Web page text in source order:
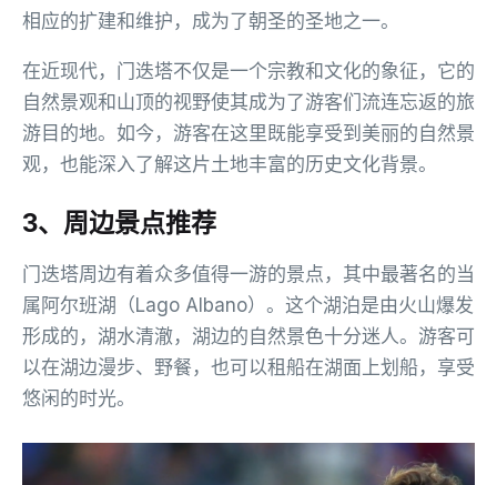
相应的扩建和维护，成为了朝圣的圣地之一。
在近现代，门迭塔不仅是一个宗教和文化的象征，它的
自然景观和山顶的视野使其成为了游客们流连忘返的旅
游目的地。如今，游客在这里既能享受到美丽的自然景
观，也能深入了解这片土地丰富的历史文化背景。
3、周边景点推荐
门迭塔周边有着众多值得一游的景点，其中最著名的当
属阿尔班湖（Lago Albano）。这个湖泊是由火山爆发
形成的，湖水清澈，湖边的自然景色十分迷人。游客可
以在湖边漫步、野餐，也可以租船在湖面上划船，享受
悠闲的时光。